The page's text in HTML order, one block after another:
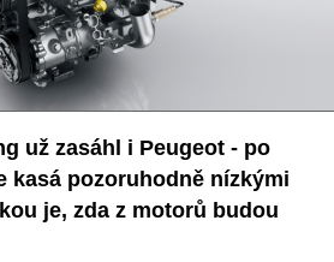
už zasáhl i Peugeot - po
kasá pozoruhodně nízkými
je, zda z motorů budou